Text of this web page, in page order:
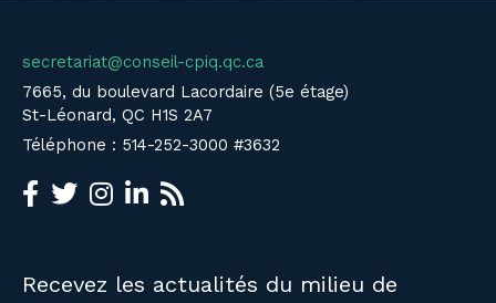
secretariat@conseil-cpiq.qc.ca
7665, du boulevard Lacordaire (5e étage)
St-Léonard, QC H1S 2A7
Téléphone : 514-252-3000 #3632
Recevez les actualités du milieu de